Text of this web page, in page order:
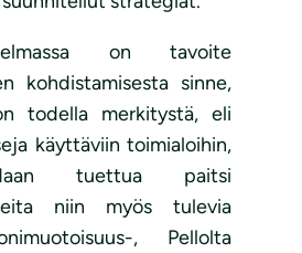
on tavoite
kohdistamisesta sinne,
todella merkitystä, eli
käyttäviin toimialoihin,
tuettua paitsi
niin myös tulevia
, Pellolta